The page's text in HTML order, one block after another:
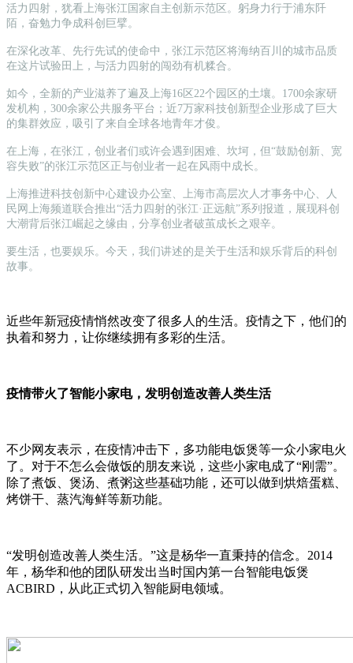
活力四射，犹看上海张江国家自主创新示范区。躬身力行于浦东阡
陌，奋勉力争成科创巨擘。
在深化改革、先行先试的使命中，张江示范区将海纳百川的城市品质
在这片试验田上，与活力四射的闯劲有机糅合。
如今，全新的产业滋养了遍及上海16区22个园区的土壤。1700余家研
发机构，300余家公共服务平台；近7万家科技创新型企业形成了巨大
的集群效应，吸引了来自全球各地青年才俊。
在上海，在张江，创业者们或许会遇到困难、坎坷，但“鼓励创新、宽
容失败”的张江示范区正与创业者一起在风雨中成长。
上海推进科技创新中心建设办公室、上海市高层次人才事务中心、人
民网上海频道联合推出“活力四射的张江·正远航”系列报道，展现科创
大潮背后张江崛起之缘由，分享创业者破茧成长之艰辛。
要生活，也要娱乐。今天，我们讲述的是关于生活和娱乐背后的科创
故事。
近些年新冠疫情悄然改变了很多人的生活。疫情之下，他们的
执着和努力，让你继续拥有多彩的生活。
疫情带火了智能小家电，发明创造改善人类生活
不少网友表示，在疫情冲击下，多功能电饭煲等一众小家电火
了。对于不怎么会做饭的朋友来说，这些小家电成了“刚需”。
除了煮饭、煲汤、煮粥这些基础功能，还可以做到烘焙蛋糕、
烤饼干、蒸汽海鲜等新功能。
“发明创造改善人类生活。”这是杨华一直秉持的信念。2014
年，杨华和他的团队研发出当时国内第一台智能电饭煲
ACBIRD，从此正式切入智能厨电领域。